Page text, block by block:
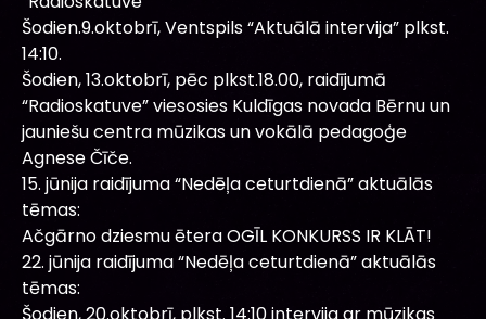
Šodien.9.oktobrī, Ventspils “Aktuālā intervija” plkst.
14:10.
Šodien, 13.oktobrī, pēc plkst.18.00, raidījumā
“Radioskatuve” viesosies Kuldīgas novada Bērnu un
jauniešu centra mūzikas un vokālā pedagoģe
Agnese Čīče.
15. jūnija raidījuma “Nedēļa ceturtdienā” aktuālās
tēmas:
Ačgārno dziesmu ētera OGĪL KONKURSS IR KLĀT!
22. jūnija raidījuma “Nedēļa ceturtdienā” aktuālās
tēmas:
Šodien, 20.oktobrī, plkst. 14:10 intervija ar mūzikas